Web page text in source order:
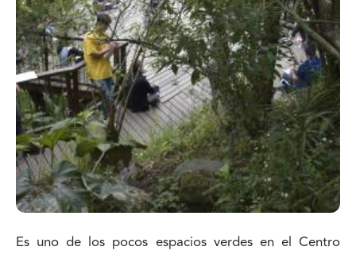
Es uno de los pocos espacios verdes en el Centro